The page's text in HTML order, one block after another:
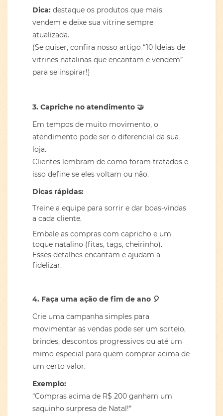
Dica: destaque os produtos que mais
vendem e deixe sua vitrine sempre
atualizada.
(Se quiser, confira nosso artigo “10 Ideias de
vitrines natalinas que encantam e vendem”
para se inspirar!)
3. Capriche no atendimento 🤝
Em tempos de muito movimento, o
atendimento pode ser o diferencial da sua
loja.
Clientes lembram de como foram tratados e
isso define se eles voltam ou não.
Dicas rápidas:
Treine a equipe para sorrir e dar boas-vindas
a cada cliente.
Embale as compras com capricho e um
toque natalino (fitas, tags, cheirinho).
Esses detalhes encantam e ajudam a
fidelizar.
4. Faça uma ação de fim de ano 🎈
Crie uma campanha simples para
movimentar as vendas pode ser um sorteio,
brindes, descontos progressivos ou até um
mimo especial para quem comprar acima de
um certo valor.
Exemplo:
“Compras acima de R$ 200 ganham um
saquinho surpresa de Natal!”